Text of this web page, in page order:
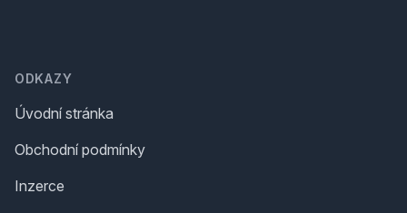
ODKAZY
Úvodní stránka
Obchodní podmínky
Inzerce